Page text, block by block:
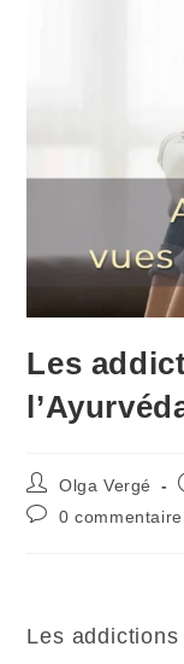
Les
Olga Vergé
0 commentaire
Les